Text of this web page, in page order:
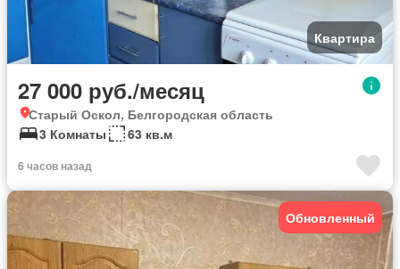
Квартира
27 000 руб./месяц
Старый Оскол, Белгородская область
3 Комнаты
63 кв.м
6 часов назад
Обновленный